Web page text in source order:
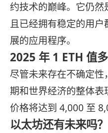
约技术的巅峰。它仍
且已经拥有稳定的用
展的应用程序。
2025 年 1 ETH 值多
尽管未来存在不确定
期和世界经济的整体表
价格将达到 4,000 至
以太坊还有未来吗？